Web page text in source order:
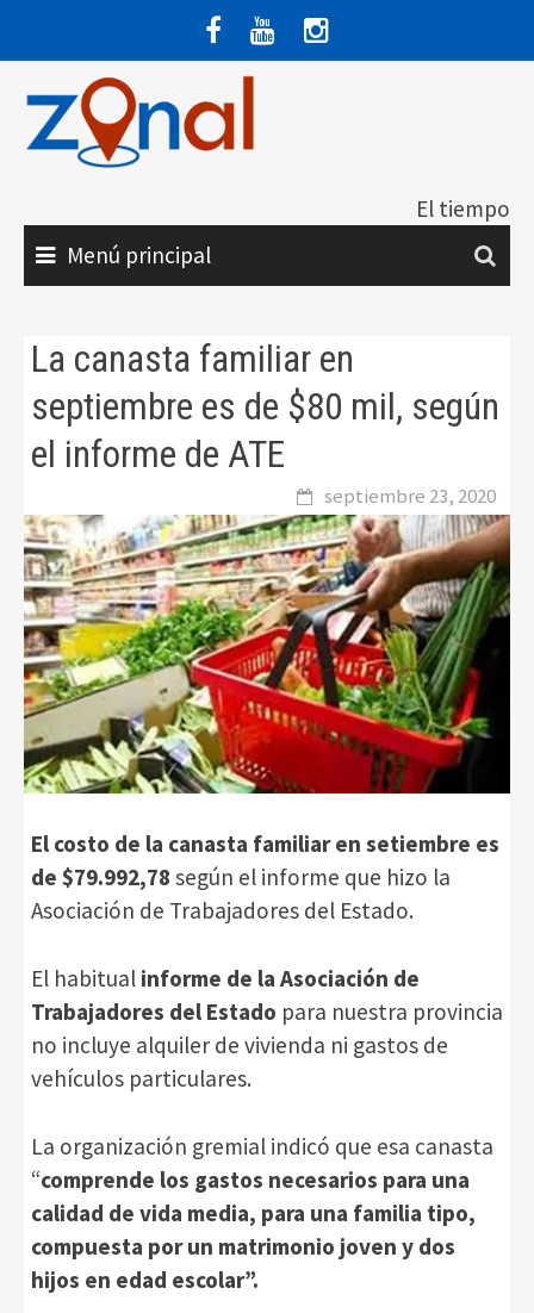
contenido
El tiempo
Menú principal
La canasta familiar en
septiembre es de $80 mil, según
el informe de ATE
septiembre 23, 2020
El costo de la canasta familiar en setiembre es
de $79.992,78 según el informe que hizo la
Asociación de Trabajadores del Estado.
El habitual informe de la Asociación de
Trabajadores del Estado para nuestra provincia
no incluye alquiler de vivienda ni gastos de
vehículos particulares.
La organización gremial indicó que esa canasta
“comprende los gastos necesarios para una
calidad de vida media, para una familia tipo,
compuesta por un matrimonio joven y dos
hijos en edad escolar”.